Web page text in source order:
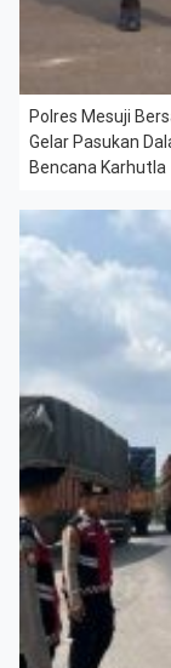
Polres Mesuji
Gelar Pasukan
Bencana Karhutla